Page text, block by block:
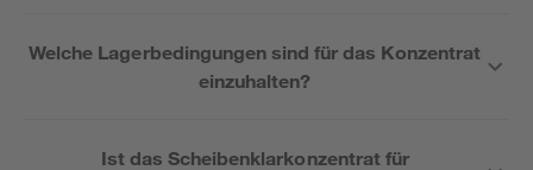
Welche Lagerbedingungen sind für das Konzentrat
einzuhalten?
Ist das Scheibenklarkonzentrat für